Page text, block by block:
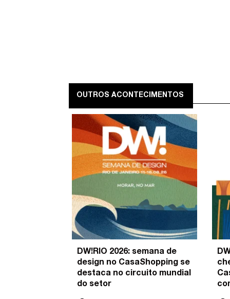
OUTROS ACONTECIMENTOS
DW!RIO 2026: semana de
design no CasaShopping se
destaca no circuito mundial
do setor